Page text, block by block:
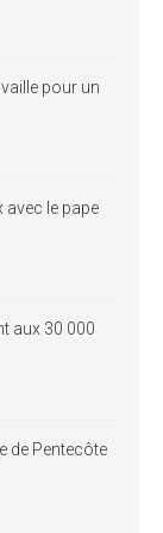
pour un
avec le pape
aux 30 000
de Pentecôte